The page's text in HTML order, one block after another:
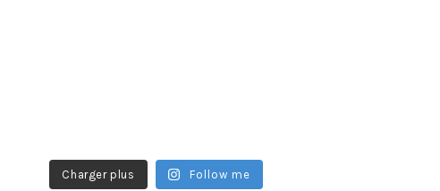
Charger plus Follow me